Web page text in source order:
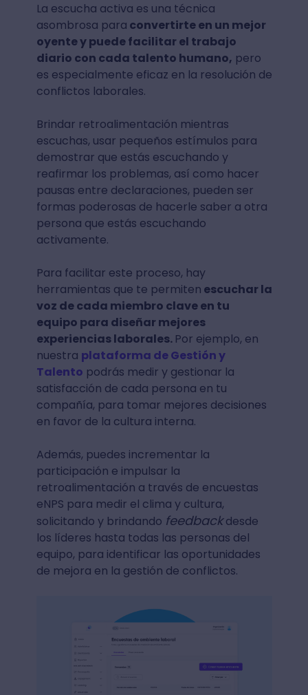
La escucha activa es una técnica
asombrosa para convertirte en un mejor
oyente y puede facilitar el trabajo
diario con cada talento humano, pero
es especialmente eficaz en la resolución de
conflictos laborales.
Brindar retroalimentación mientras
escuchas, usar pequeños estímulos para
demostrar que estás escuchando y
reafirmar los problemas, así como hacer
pausas entre declaraciones, pueden ser
formas poderosas de hacerle saber a otra
persona que estás escuchando
activamente.
Para facilitar este proceso, hay
herramientas que te permiten escuchar la
voz de cada miembro clave en tu
equipo para diseñar mejores
experiencias laborales. Por ejemplo, en
nuestra plataforma de Gestión y
Talento podrás medir y gestionar la
satisfacción de cada persona en tu
compañía, para tomar mejores decisiones
en favor de la cultura interna.
Además, puedes incrementar la
participación e impulsar la
retroalimentación a través de encuestas
eNPS para medir el clima y cultura,
solicitando y brindando feedbackdesde
los líderes hasta todas las personas del
equipo, para identificar las oportunidades
de mejora en la gestión de conflictos.